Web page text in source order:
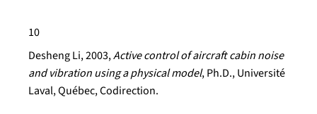
10
Desheng Li, 2003,Active control of aircraft cabin noise
and vibration using a physical model, Ph.D., Université
Laval, Québec, Codirection.